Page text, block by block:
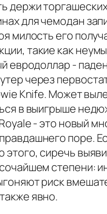
держи
для чемодан
милость его
такие как
евродоллар -
через
Knife. Может
в выигрыше
- это новый
поре.
сиречь
степени:
риск
явно.